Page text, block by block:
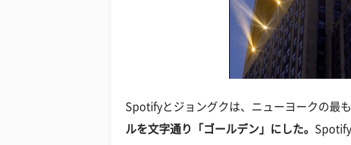
Spotifyとジョングクは、ニューヨークの最
ルを文字通り「ゴールデン」にした。